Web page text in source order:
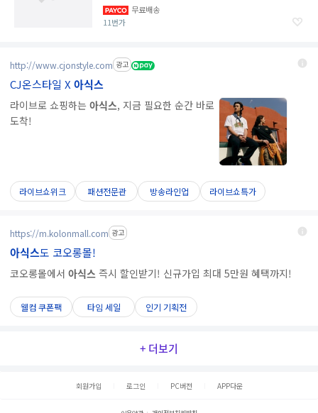
무료배송
11번가
http://www.cjonstyle.com 광고
CJ온스타일 X 아식스
라이브로 쇼핑하는 아식스, 지금 필요한 순간 바로
도착!
라이브쇼위크 패션전문관 방송라인업 라이브쇼특가
https://m.kolonmall.com 광고
아식스도 코오롱몰!
코오롱몰에서 아식스 즉시 할인받기! 신규가입 최대 5만원 혜택까지!
웰컴 쿠폰팩 타임 세일 인기 기획전
+ 더보기
회원가입 로그인 PC버전 APP다운